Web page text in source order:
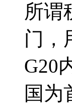
所谓
门，
G20
国为